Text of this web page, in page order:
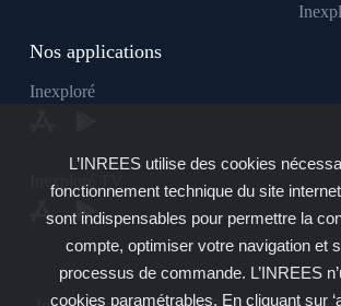
Nos applications
Inexploré
Inexploré TV
L’INREES utilise des cookies
fonctionnement technique du site
sont indispensables pour permettre la
compte, optimiser votre navigation et
processus de commande. L’INREES
cookies paramétrables. En cliquant sur